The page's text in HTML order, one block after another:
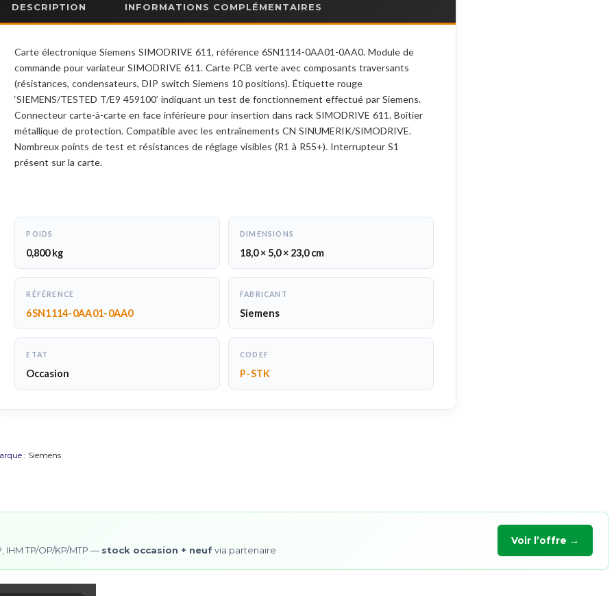
DESCRIPTION INFORMATIONS COMPLÉMENTAIRES
Carte électronique Siemens SIMODRIVE 611, référence 6SN1114-0AA01-0AA0. Module de
commande pour variateur SIMODRIVE 611. Carte PCB verte avec composants traversants
(résistances, condensateurs, DIP switch Siemens 10 positions). Étiquette rouge
‘SIEMENS/TESTED T/E9 459100’ indiquant un test de fonctionnement effectué par Siemens.
Connecteur carte-à-carte en face inférieure pour insertion dans rack SIMODRIVE 611. Boîtier
métallique de protection. Compatible avec les entraînements CN SINUMERIK/SIMODRIVE.
Nombreux points de test et résistances de réglage visibles (R1 à R55+). Interrupteur S1
présent sur la carte.
POIDS
0,800 kg
DIMENSIONS
18,0 × 5,0 × 23,0 cm
RÉFÉRENCE
6SN1114-0AA01-0AA0
FABRICANT
Siemens
ETAT
Occasion
CODEF
P-STK
: Siemens
IHM TP/OP/KP/MTP — stock occasion + neufvia partenaire
Voir l’offre →